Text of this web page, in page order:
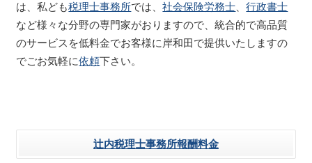
は、私ども税理士事務所では、社会保険労務士 、行政書士
など様々な分野の専門家がおりますので、統合的で高品質
のサービスを低料金でお客様に岸和田で提供いたしますの
でごお気軽に依頼下さい。
辻内税理士事務所報酬料金